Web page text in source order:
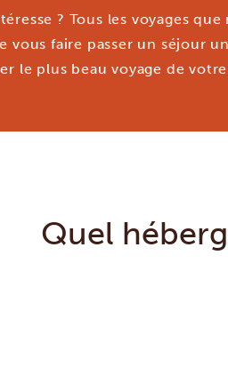
? Tous les voyages
vous faire passer un séjour
le plus beau voyage de
Quel